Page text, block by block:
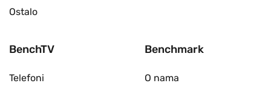
Ostalo
BenchTV
Telefoni
Benchmark
O nama